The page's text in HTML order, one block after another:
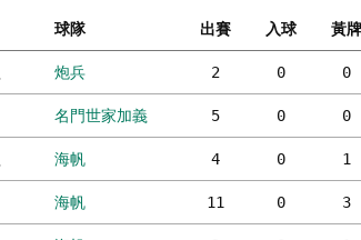
球隊 出賽 入球 黃牌
炮兵 2 0 0
名門世家加義 5 0 0
海帆 4 0 1
海帆 11 0 3